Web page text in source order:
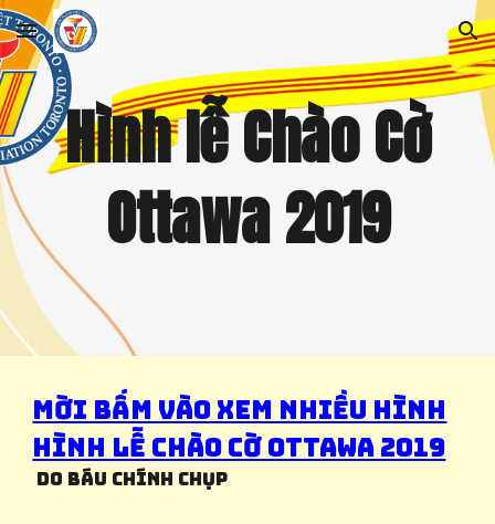
Skip to main content Skip to navigation
Hình lễ Chào Cờ
Ottawa 2019
Mời bấm vào xem nhiều hình
Hình lễ Chào Cờ Ottawa 2019
Do Báu Chính Chụp